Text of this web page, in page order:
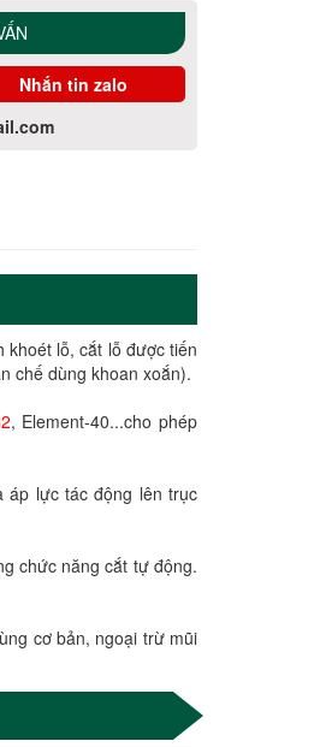
Nhắn tin zalo
khoét lỗ, cắt lỗ được tiến
chế dùng khoan xoắn).
, Element-40...cho phép
áp lực tác động lên trục
chức năng cắt tự động.
cơ bản, ngoại trừ mũi